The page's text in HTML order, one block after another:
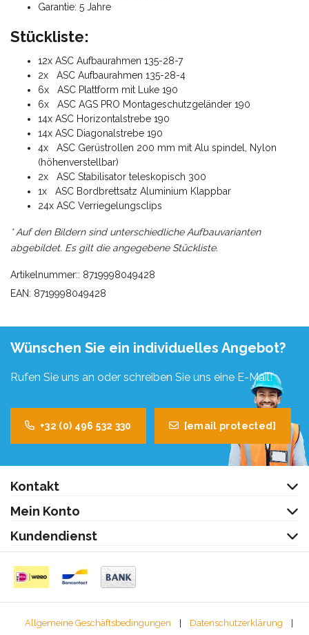
Garantie: 5 Jahre
Stückliste:
12x ASC Aufbaurahmen 135-28-7
2x ASC Aufbaurahmen 135-28-4
6x ASC Plattform mit Luke 190
6x ASC AGS PRO Montageschutzgeländer 190
14x ASC Horizontalstrebe 190
14x ASC Diagonalstrebe 190
4x ASC Gerüstrollen 200 mm mit Alu spindel, Nylon
(höhenverstellbar)
2x ASC Stabilisator teleskopisch 300
1x ASC Bordbrettsatz Aluminium Klappbar
24x ASC Verriegelungsclips
* Auf den Bildern sind unterschiedliche Aufbauvarianten
abgebildet. Es gilt die angegebene Stückliste.
Artikelnummer:: 8719998049428
EAN: 8719998049428
Wünschen Sie ein individuelles Angebot?
Rufen Sie uns an oder schreiben Sie uns eine E-Mail!
+32 (0) 496 532 330 [email protected]
Kontakt
Mein Konto
Kundendienst
Allgemeine Geschäftsbedingungen | Datenschutzerklärung |